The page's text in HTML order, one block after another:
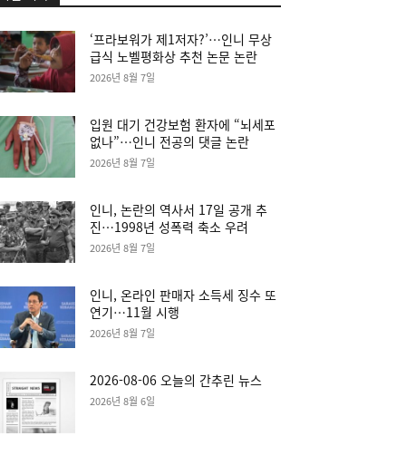
‘프라보워가 제1저자?’…인니 무상
급식 노벨평화상 추천 논문 논란
2026년 8월 7일
입원 대기 건강보험 환자에 “뇌세포
없나”…인니 전공의 댓글 논란
2026년 8월 7일
인니, 논란의 역사서 17일 공개 추
진…1998년 성폭력 축소 우려
2026년 8월 7일
인니, 온라인 판매자 소득세 징수 또
연기…11월 시행
2026년 8월 7일
2026-08-06 오늘의 간추린 뉴스
2026년 8월 6일